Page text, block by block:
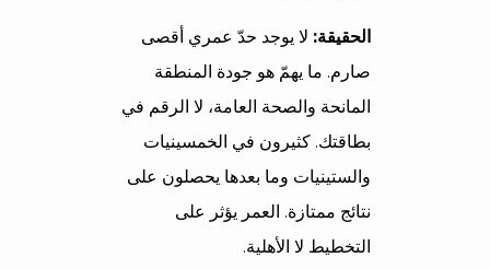
الحقيقة: لا يوجد حدّ عمري أقصى
صارم. ما يهمّ هو جودة المنطقة
المانحة والصحة العامة، لا الرقم في
بطاقتك. كثيرون في الخمسينيات
والستينيات وما بعدها يحصلون على
نتائج ممتازة. العمر يؤثر على
التخطيط لا الأهلية.